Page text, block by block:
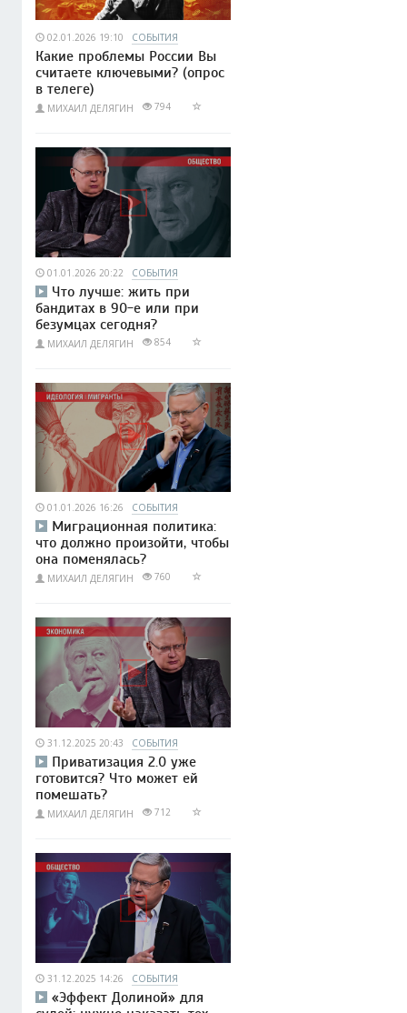
02.01.2026 19:10 СОБЫТИЯ
Какие проблемы России Вы
считаете ключевыми? (опрос
в телеге)
МИХАИЛ ДЕЛЯГИН 794
01.01.2026 20:22 СОБЫТИЯ
Что лучше: жить при
бандитах в 90-е или при
безумцах сегодня?
МИХАИЛ ДЕЛЯГИН 854
01.01.2026 16:26 СОБЫТИЯ
Миграционная политика:
что должно произойти, чтобы
она поменялась?
МИХАИЛ ДЕЛЯГИН 760
31.12.2025 20:43 СОБЫТИЯ
Приватизация 2.0 уже
готовится? Что может ей
помешать?
МИХАИЛ ДЕЛЯГИН 712
31.12.2025 14:26 СОБЫТИЯ
«Эффект Долиной» для